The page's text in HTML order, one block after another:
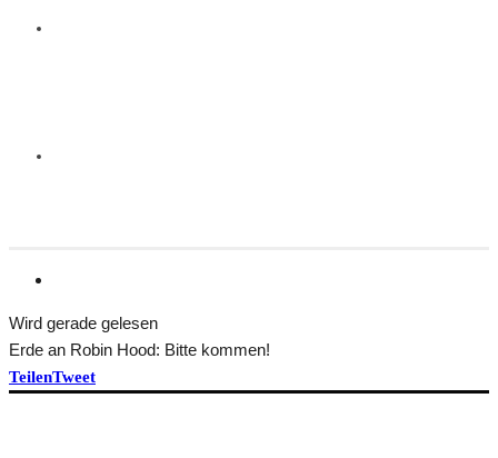
Wird gerade gelesen
Erde an Robin Hood: Bitte kommen!
TeilenTweet